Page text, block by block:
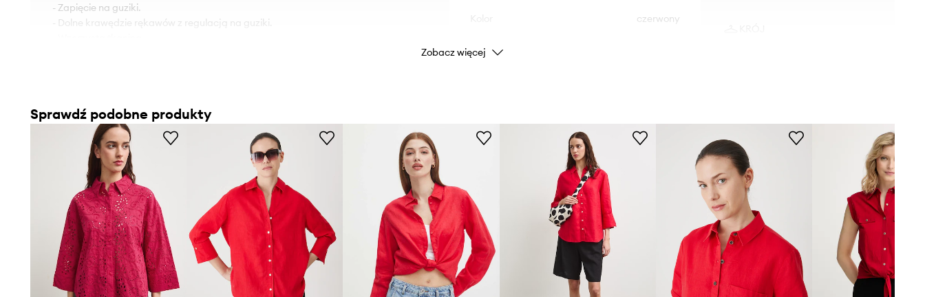
- Zapięcie na guziki.
- Dolne krawędzie rękawów z regulacją na guziki.
czerwony
Marka
ID Produktu
Zobacz więcej
Sprawdź podobne produkty